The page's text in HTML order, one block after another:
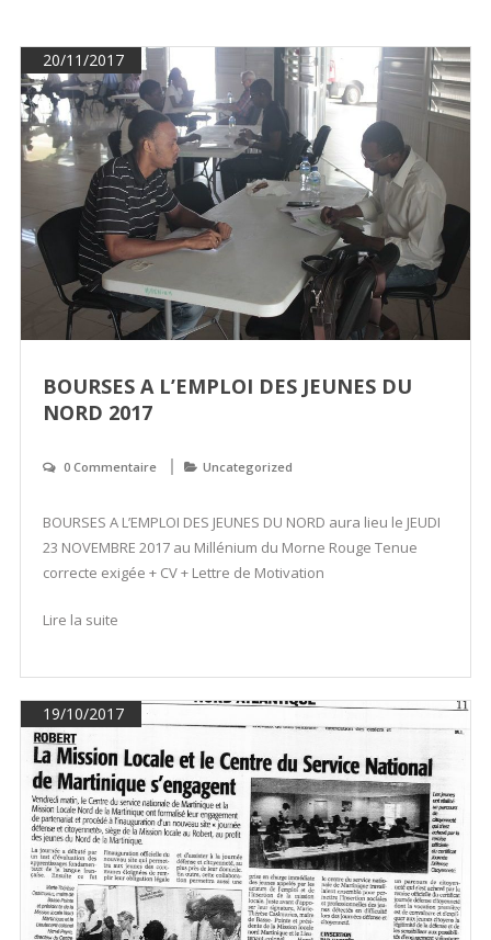
20/11/2017
BOURSES A L’EMPLOI DES JEUNES DU
NORD 2017
0 Commentaire Uncategorized
BOURSES A L’EMPLOI DES JEUNES DU NORD aura lieu le JEUDI
23 NOVEMBRE 2017 au Millénium du Morne Rouge Tenue
correcte exigée + CV + Lettre de Motivation
Lire la suite
19/10/2017